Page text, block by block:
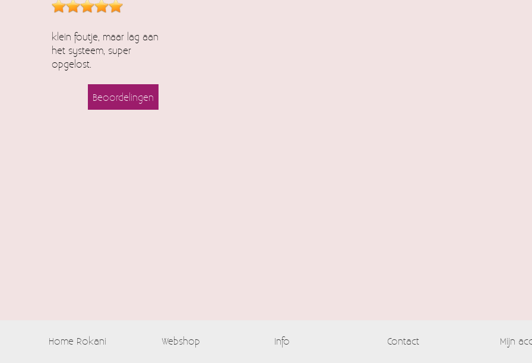
klein foutje, maar lag aan
het systeem, super
opgelost.
Beoordelingen
Home Rokani Webshop Info Contact Mijn